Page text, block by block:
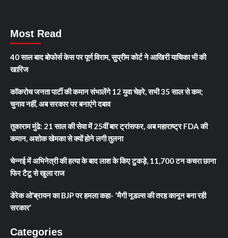
Most Read
40 साल बाद बोफोर्स केस पर पूर्ण विराम, सुप्रीम कोर्ट ने आखिरी याचिका भी की
खारिज
कॉकरोच जनता पार्टी की कमान संभालेंगे 12 युवा चेहरे, सभी 35 साल से कम;
चुनाव नहीं, अब सरकार पर बनाएंगे दबाव
तुकाराम मुंढे: 21 साल की सेवा में 25वीं बार ट्रांसफर, अब महाराष्ट्र FDA की
कमान, अशोक खेमका से क्यों होने लगी तुलना
चेन्नई में अभिनेत्री की हत्या के बाद लाश के किए टुकड़े, 11,700 टन कचरा छाना
फिर टैटू से खुला राज
डेरेक ओ’ब्रायन का BJP पर हमला कहा- ‘मैगी नूडल्स की तरह कानून बना रही
सरकार’
Categories